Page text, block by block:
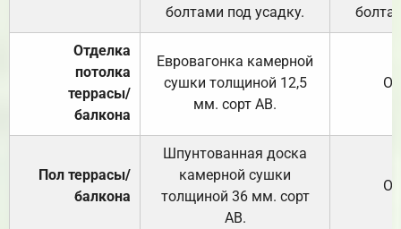
болтами под усадку.
Отделка
потолка
террасы/
балкона
Евровагонка камерной
сушки толщиной 12,5
мм. сорт АВ.
Пол террасы/
балкона
Шпунтованная доска
камерной сушки
толщиной 36 мм. сорт
АВ.